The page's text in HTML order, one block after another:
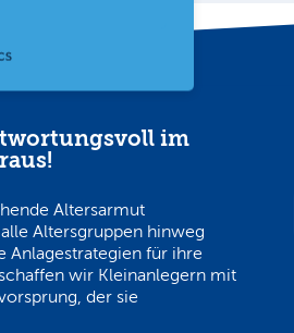
im
Altersarmut
Altersgruppen hinweg
Anlagestrategien für ihre
wir Kleinanlegern mit
der sie